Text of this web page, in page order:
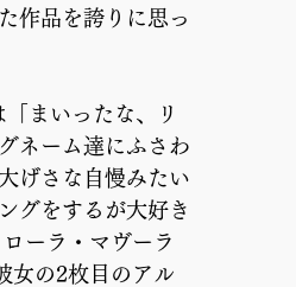
作品を誇りに思っ
まいったな、リ
ネーム達にふさわ
げさな自慢みたい
グをするが大好き
ーラ・マヴーラ
女の2枚目のアル